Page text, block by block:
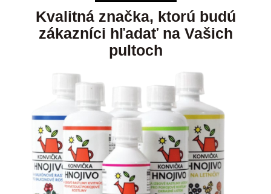
Kvalitná značka, ktorú budú
zákazníci hľadať na Vašich
pultoch